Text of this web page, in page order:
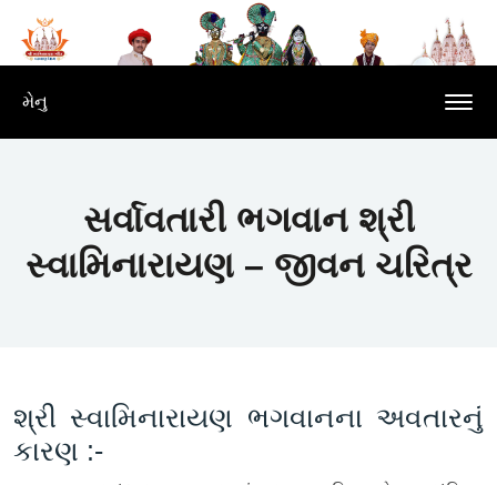
મેનુ
સર્વાવતારી ભગવાન શ્રી
સ્વામિનારાયણ – જીવન ચરિત્ર
શ્રી સ્વામિનારાયણ ભગવાનના અવતારનું
કારણ :-